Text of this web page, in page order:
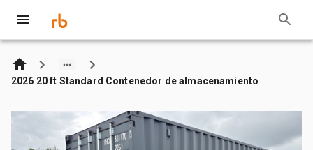
2026 20 ft Standard Contenedor de almacenamiento